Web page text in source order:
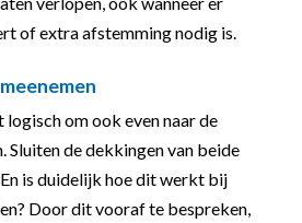
of extra afstemming nodig is.
om ook even naar de
Sluiten de dekkingen van beide
is duidelijk hoe dit werkt bij
Door dit vooraf te bespreken,